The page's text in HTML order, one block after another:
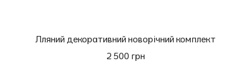
Лляний декоративний новорічний комплект
2 500 грн